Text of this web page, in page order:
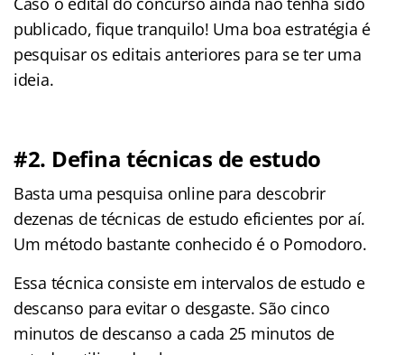
publicado, fique tranquilo! Uma boa estratégia é
pesquisar os editais anteriores para se ter uma
ideia.
#2. Defina técnicas de estudo
Basta uma pesquisa online para descobrir
dezenas de técnicas de estudo eficientes por aí.
Um método bastante conhecido é o Pomodoro.
Essa técnica consiste em intervalos de estudo e
descanso para evitar o desgaste. São cinco
minutos de descanso a cada 25 minutos de